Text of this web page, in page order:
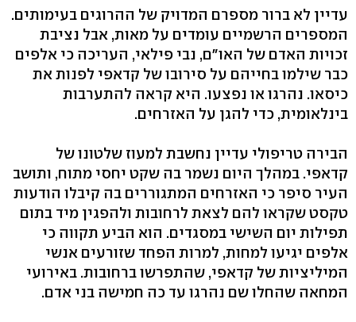
עדיין לא ברור מספרם המדויק של ההרוגים בעימותים.
המספרים הרשמיים עומדים על מאות, אבל נציבת
זכויות האדם של האו"ם, נבי פילאי, העריכה כי אלפים
כבר שילמו בחייהם על סירובו של קדאפי לפנות את
כיסאו. נהרגו או נפצעו. היא קראה להתערבות
בינלאומית, כדי להגן על האזרחים.
הבירה טריפולי עדיין נחשבת למעוז שלטונו של
קדאפי. במהלך היום נשמר בה שקט יחסי מתוח, ותושב
העיר סיפר כי האזרחים המתגוררים בה קיבלו הודעות
טקסט שקראו להם לצאת לרחובות ולהפגין מיד בתום
תפילות יום השישי במסגדים. הוא הביע תקווה כי
אלפים יגיעו למחות, למרות הפחד שזורעים אנשי
המיליציות של קדאפי, שהתפרשו ברחובות. באירועי
המחאה שהחלו שם נהרגו עד כה חמישה בני אדם.